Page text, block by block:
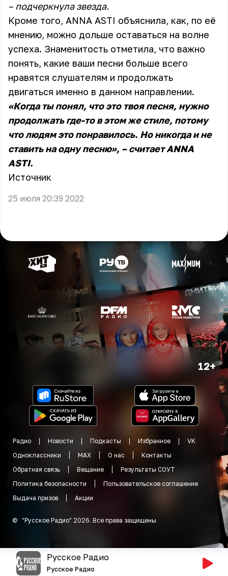
– подчеркнула звезда.
Кроме того, ANNA ASTI объяснила, как, по её
мнению, можно дольше оставаться на волне
успеха. Знаменитость отметила, что важно
понять, какие ваши песни больше всего
нравятся слушателям и продолжать
двигаться именно в данном направлении.
«Когда ты понял, что это твоя песня, нужно
продолжать где-то в этом же стиле, потому
что людям это понравилось. Но никогда и не
ставить на одну песню», – считает ANNA
ASTI.
Источник
25 июля 20:39 2022
12+
Радио Новости Подкасты Избранное
VK
Одноклассники
MAX О нас
Контакты
Обратная связь
Вещание
Результаты СОУТ
Политика безопасности
Пользовательское соглашение
Выдача призов
Акции
© "Русское Радио" 2026. Все права защищены
Русское Радио
Русское Радио